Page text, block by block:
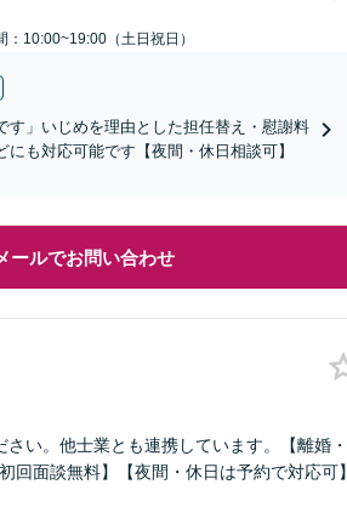
：10:00~19:00（土日祝日）
す」いじめを理由とした担任替え・慰謝料
も対応可能です【夜間・休日相談可】
ールでお問い合わせ
い。他士業とも連携しています。【離婚・
面談無料】【夜間・休日は予約で対応可】